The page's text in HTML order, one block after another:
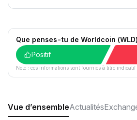
Que penses-tu de Worldcoin
Positif
Note : ces informations sont fournies à titre
Vue d’ensembleActualités